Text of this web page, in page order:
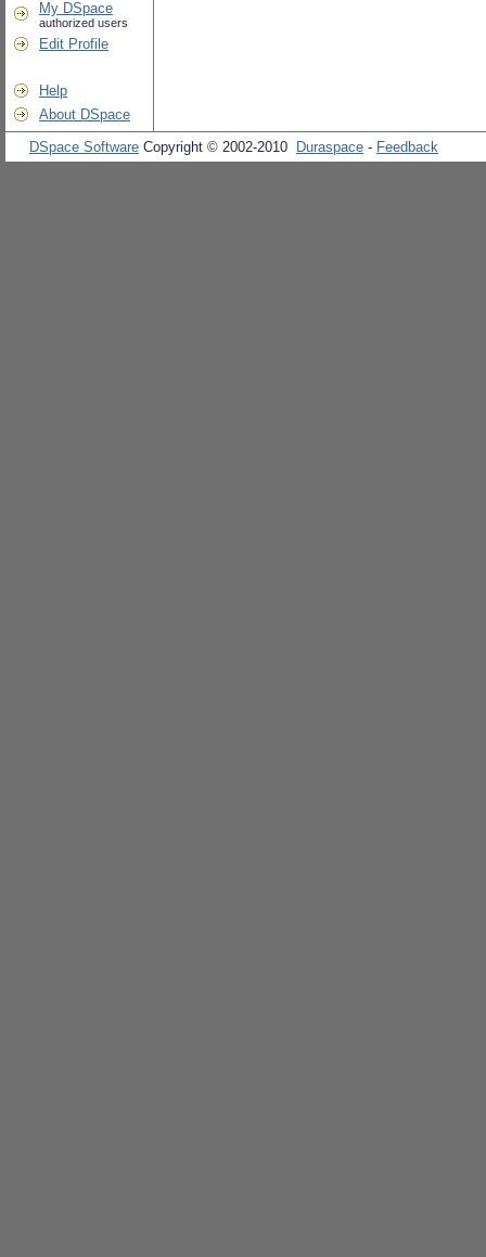
My DSpace
authorized users
Edit Profile
Help
About DSpace
DSpace Software Copyright © 2002-2010 Duraspace - Feedback